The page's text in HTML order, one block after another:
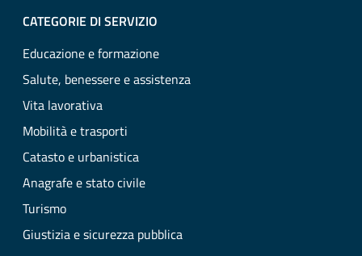
CATEGORIE DI SERVIZIO
Educazione e formazione
Salute, benessere e assistenza
Vita lavorativa
Mobilità e trasporti
Catasto e urbanistica
Anagrafe e stato civile
Turismo
Giustizia e sicurezza pubblica